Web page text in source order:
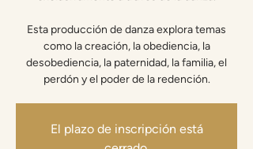
Esta producción de danza explora temas
como la creación, la obediencia, la
desobediencia, la paternidad, la familia, el
perdón y el poder de la redención.
El plazo de inscripción está